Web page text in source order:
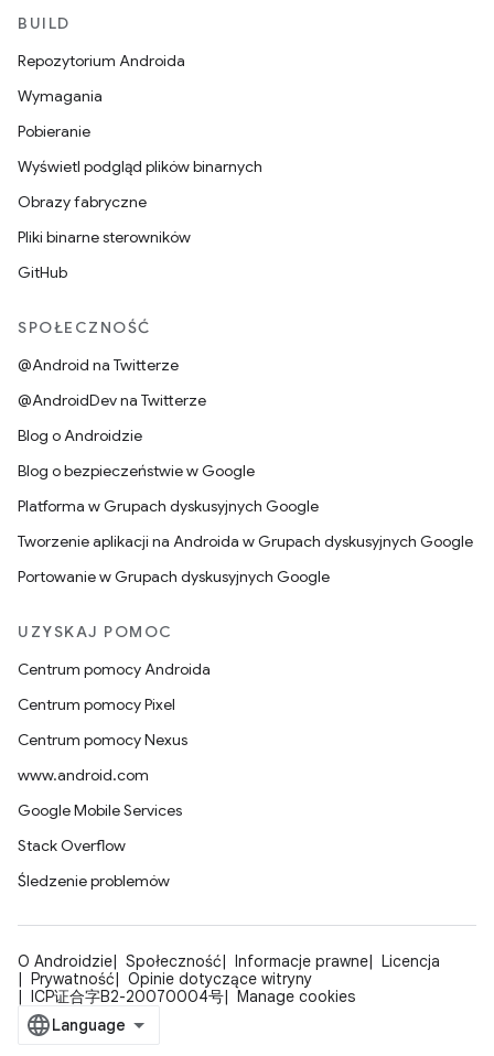
BUILD
Repozytorium Androida
Wymagania
Pobieranie
Wyświetl podgląd plików binarnych
Obrazy fabryczne
Pliki binarne sterowników
GitHub
SPOŁECZNOŚĆ
@Android na Twitterze
@AndroidDev na Twitterze
Blog o Androidzie
Blog o bezpieczeństwie w Google
Platforma w Grupach dyskusyjnych Google
Tworzenie aplikacji na Androida w Grupach dyskusyjnych Google
Portowanie w Grupach dyskusyjnych Google
UZYSKAJ POMOC
Centrum pomocy Androida
Centrum pomocy Pixel
Centrum pomocy Nexus
www.android.com
Google Mobile Services
Stack Overflow
Śledzenie problemów
O Androidzie Społeczność Informacje prawne
Licencja
Prywatność
Opinie dotyczące witryny
ICP证合字B2-20070004号
Manage cookies